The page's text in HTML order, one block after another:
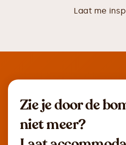
Laat me
Zie je door de
niet meer?